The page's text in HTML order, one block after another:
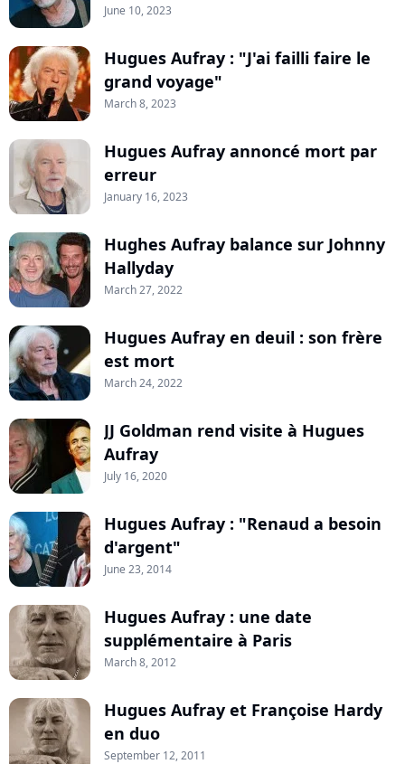
June 10, 2023
Hugues Aufray : "J'ai failli faire le
grand voyage"
March 8, 2023
Hugues Aufray annoncé mort par
erreur
January 16, 2023
Hughes Aufray balance sur Johnny
Hallyday
March 27, 2022
Hugues Aufray en deuil : son frère
est mort
March 24, 2022
JJ Goldman rend visite à Hugues
Aufray
July 16, 2020
Hugues Aufray : "Renaud a besoin
d'argent"
June 23, 2014
Hugues Aufray : une date
supplémentaire à Paris
March 8, 2012
Hugues Aufray et Françoise Hardy
en duo
September 12, 2011